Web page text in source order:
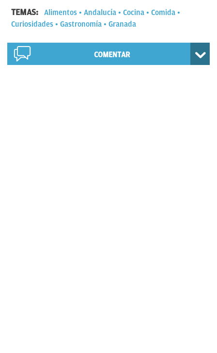
TEMAS: Alimentos Andalucía Cocina
Comida
Curiosidades
Gastronomía Granada
COMENTAR